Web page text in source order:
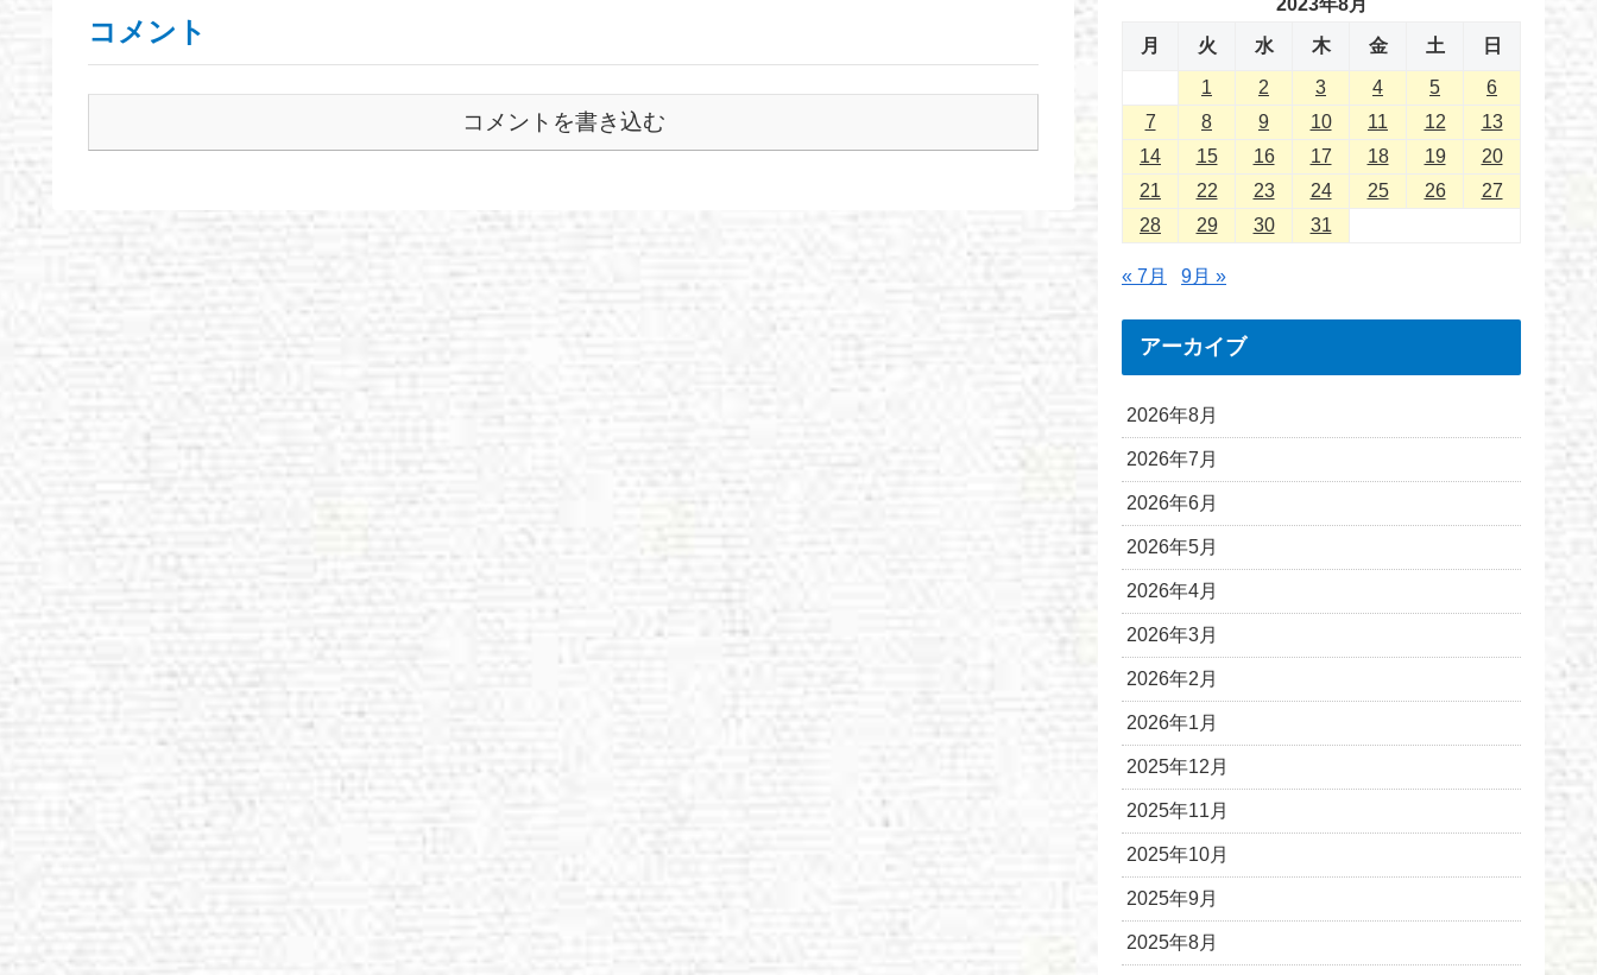
コメント
コメントを書き込む
月 火 水 木 金 土 日
1 2 3 4 5
6
7
8 9 10 11 12
13
14
15 16 17 18 19
20
21
22 23 24 25 26
27
28
29 30 31
« 7月 9月 »
アーカイブ
2026年8月
2026年7月
2026年6月
2026年5月
2026年4月
2026年3月
2026年2月
2026年1月
2025年12月
2025年11月
2025年10月
2025年9月
2025年8月